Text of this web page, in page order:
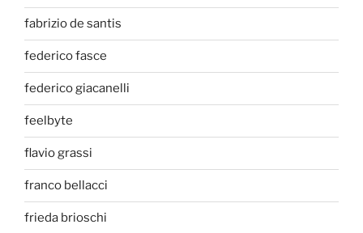
fabrizio de santis
federico fasce
federico giacanelli
feelbyte
flavio grassi
franco bellacci
frieda brioschi